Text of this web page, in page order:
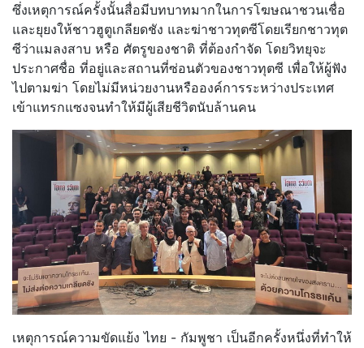
ซึ่งเหตุการณ์ครั้งนั้นสื่อมีบทบาทมากในการโฆษณาชวนเชื่อ
และยุยงให้ชาวฮูตูเกลียดชัง และฆ่าชาวทุตซีโดยเรียกชาวทุต
ซีว่าแมลงสาบ หรือ ศัตรูของชาติ ที่ต้องกำจัด โดยวิทยุจะ
ประกาศชื่อ ที่อยู่และสถานที่ซ่อนตัวของชาวทุตซี เพื่อให้ผู้ฟัง
ไปตามฆ่า โดยไม่มีหน่วยงานหรือองค์การระหว่างประเทศ
เข้าแทรกแซงจนทำให้มีผู้เสียชีวิตนับล้านคน
เหตุการณ์ความขัดแย้ง ไทย - กัมพูชา เป็นอีกครั้งหนึ่งที่ทำให้